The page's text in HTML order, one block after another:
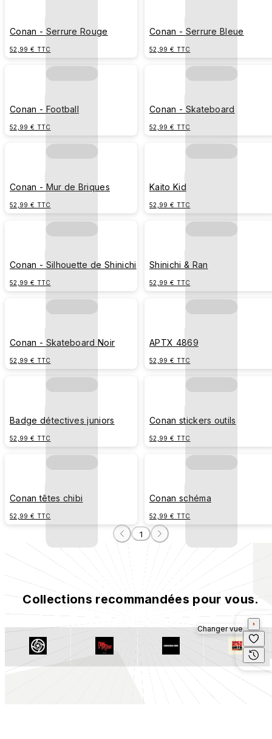
Conan - Serrure Rouge
52,99 € TTC
Conan - Serrure Bleue
52,99 € TTC
Conan - Football
52,99 € TTC
Conan - Skateboard
52,99 € TTC
Conan - Mur de Briques
52,99 € TTC
Kaito Kid
52,99 € TTC
Conan - Silhouette de Shinichi
52,99 € TTC
Shinichi & Ran
52,99 € TTC
Conan - Skateboard Noir
52,99 € TTC
APTX 4869
52,99 € TTC
Badge détectives juniors
52,99 € TTC
Conan stickers outils
52,99 € TTC
Conan têtes chibi
52,99 € TTC
Conan schéma
52,99 € TTC
1
Collections recommandées pour vous.
Changer vue